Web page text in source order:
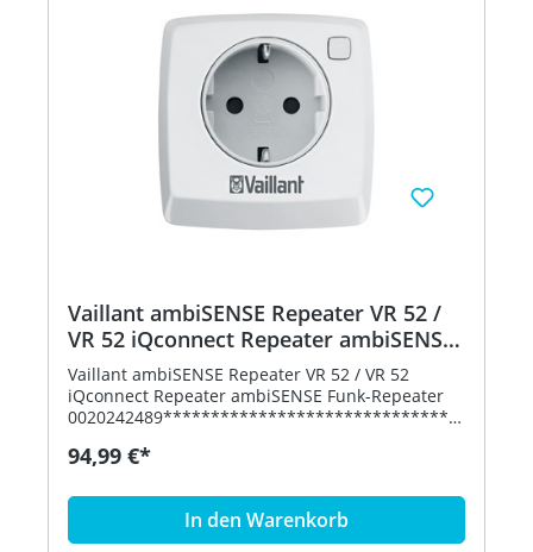
Rahmen). Maximal 12 batteriebetriebene
Raumthermostate in einem ambiSENSE
Einzelraumregelungssystem Bestell-Nr.
Vaillant ambiSENSE Repeater VR 52 /
VR 52 iQconnect Repeater ambiSENSE
Funk-Repeater 0020242489
Vaillant ambiSENSE Repeater VR 52 / VR 52
iQconnect Repeater ambiSENSE Funk-Repeater
0020242489*******************************
Funktioniert nicht mit Modul VR 940F Bei
werden.
*****************************************
******************VAILLANT ambiSENSE
94,99 €*
In den Warenkorb